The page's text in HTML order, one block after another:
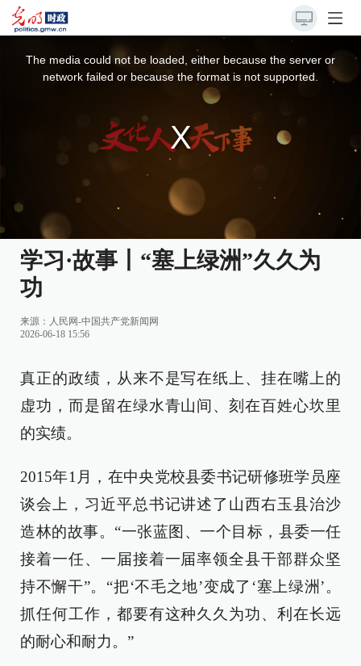
The media could not be loaded, either because the server or
network failed or because the format is not supported.
学习·故事丨“塞上绿洲”久久为
功
来源： 人民网-中国共产党新闻网
2026-06-18 15:56
真正的政绩，从来不是写在纸上、挂在嘴上的
虚功，而是留在绿水青山间、刻在百姓心坎里
的实绩。
2015年1月，在中央党校县委书记研修班学员座
谈会上，习近平总书记讲述了山西右玉县治沙
造林的故事。“一张蓝图、一个目标，县委一任
接着一任、一届接着一届率领全县干部群众坚
持不懈干”。“把‘不毛之地’变成了‘塞上绿洲’。
抓任何工作，都要有这种久久为功、利在长远
的耐心和耐力。”